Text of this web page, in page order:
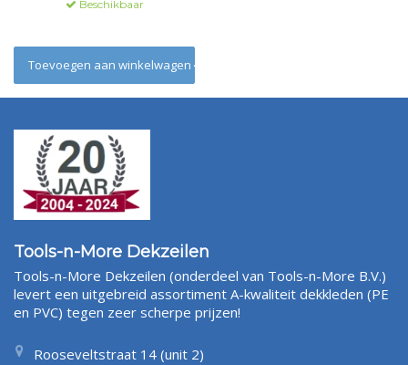
Beschikbaar
Toevoegen aan winkelwagen
Tools-n-More Dekzeilen
Tools-n-More Dekzeilen (onderdeel van Tools-n-More B.V.)
levert een uitgebreid assortiment A-kwaliteit dekkleden (PE
en PVC) tegen zeer scherpe prijzen!
Rooseveltstraat 14 (unit 2)